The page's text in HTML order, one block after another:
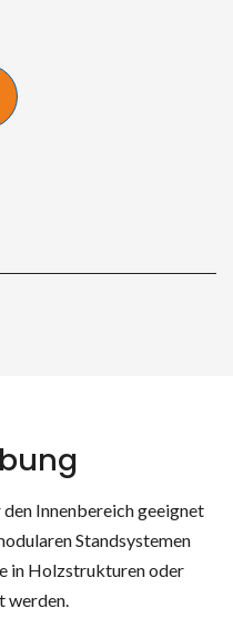
Innenbereich geeignet
Standsystemen
in Holzstrukturen oder
werden.